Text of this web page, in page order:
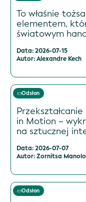
To właśnie
elementem,
światowym
Data: 2026-07-15
Autor: Alexandre Kech
Odsłon
in Motion –
na sztucznej
Data: 2026-07-07
Autor: Zornitsa
Odsłon